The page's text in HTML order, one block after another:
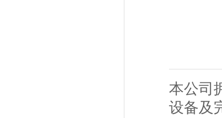
本公司
设备及